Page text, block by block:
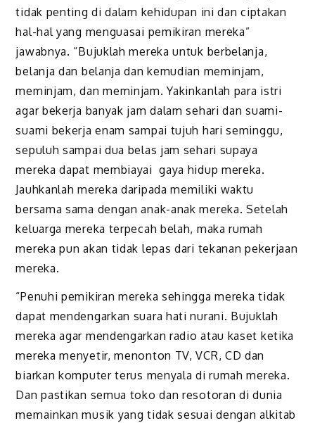
tidak penting di dalam kehidupan ini dan ciptakan
hal-hal yang menguasai pemikiran mereka”
jawabnya. “Bujuklah mereka untuk berbelanja,
belanja dan belanja dan kemudian meminjam,
meminjam, dan meminjam. Yakinkanlah para istri
agar bekerja banyak jam dalam sehari dan suami-
suami bekerja enam sampai tujuh hari seminggu,
sepuluh sampai dua belas jam sehari supaya
mereka dapat membiayai gaya hidup mereka.
Jauhkanlah mereka daripada memiliki waktu
bersama sama dengan anak-anak mereka. Setelah
keluarga mereka terpecah belah, maka rumah
mereka pun akan tidak lepas dari tekanan pekerjaan
mereka.
“Penuhi pemikiran mereka sehingga mereka tidak
dapat mendengarkan suara hati nurani. Bujuklah
mereka agar mendengarkan radio atau kaset ketika
mereka menyetir, menonton TV, VCR, CD dan
biarkan komputer terus menyala di rumah mereka.
Dan pastikan semua toko dan resotoran di dunia
memainkan musik yang tidak sesuai dengan alkitab